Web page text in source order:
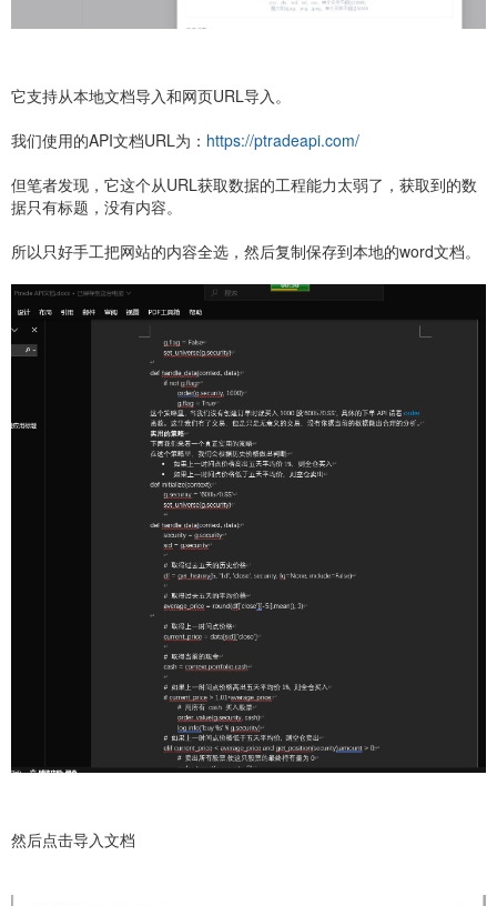
它支持从本地文档导入和网页URL导入。
我们使用的API文档URL为： https://ptradeapi.com/
但笔者发现，它这个从URL获取数据的工程能力太弱了，获取到的数
据只有标题，没有内容。
所以只好手工把网站的内容全选，然后复制保存到本地的word文档。
然后点击导入文档